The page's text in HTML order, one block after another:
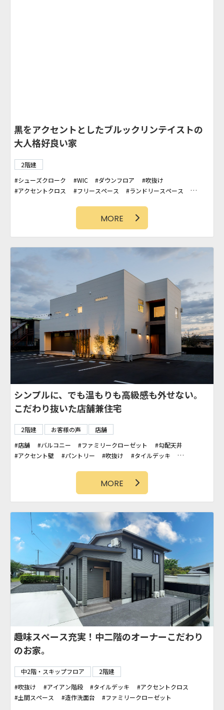
黒をアクセントとしたブルックリンテイストの
大人格好良い家
2階建
シューズクローク
WIC ダウンフロア
吹抜け
アクセントクロス
フリースペース
ランドリースペース
MORE
シンプルに、でも温もりも高級感も外せない。
こだわり抜いた店舗兼住宅
2階建 お客様の声
店舗
店舗
バルコニー ファミリークローゼット
勾配天井
アクセント壁
パントリー 吹抜け
タイルデッキ
MORE
趣味スペース充実！中二階のオーナーこだわり
のお家。
中2階・スキップフロア
2階建
吹抜け
アイアン階段 タイルデッキ
アクセントクロス
土間スペース
造作洗面台
ファミリークローゼット